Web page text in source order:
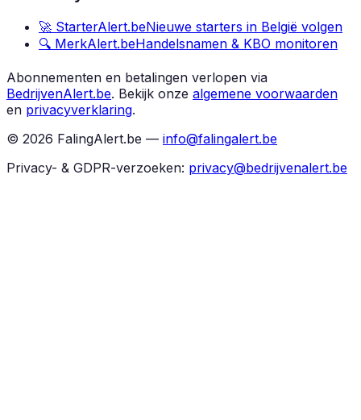
🚀 StarterAlert.beNieuwe starters in België volgen
🔍 MerkAlert.beHandelsnamen & KBO monitoren
Abonnementen en betalingen verlopen via
BedrijvenAlert.be. Bekijk onze algemene voorwaarden
en privacyverklaring.
© 2026 FalingAlert.be — info@falingalert.be
Privacy- & GDPR-verzoeken: privacy@bedrijvenalert.be